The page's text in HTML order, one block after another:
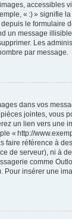
accessibles
« :) » signifie
le formulaire
un message
Les
par message.
dans vos
jointes, vous
un lien vers une
« http://
faire référence à
de serveur), ni à
comme
Pour insérer une